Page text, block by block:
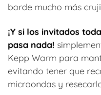
borde mucho más
¡Y si los invitados
pasa nada!
Kepp Warm para
evitando tener que
microondas y